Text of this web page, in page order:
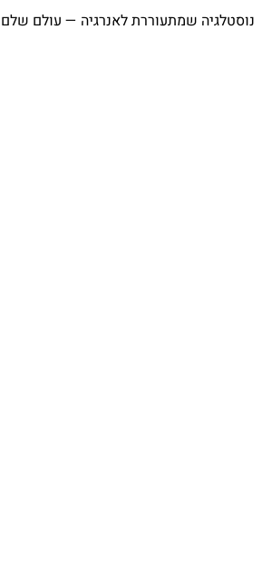
נוסטלגיה שמתעוררת לאנרגיה — עולם